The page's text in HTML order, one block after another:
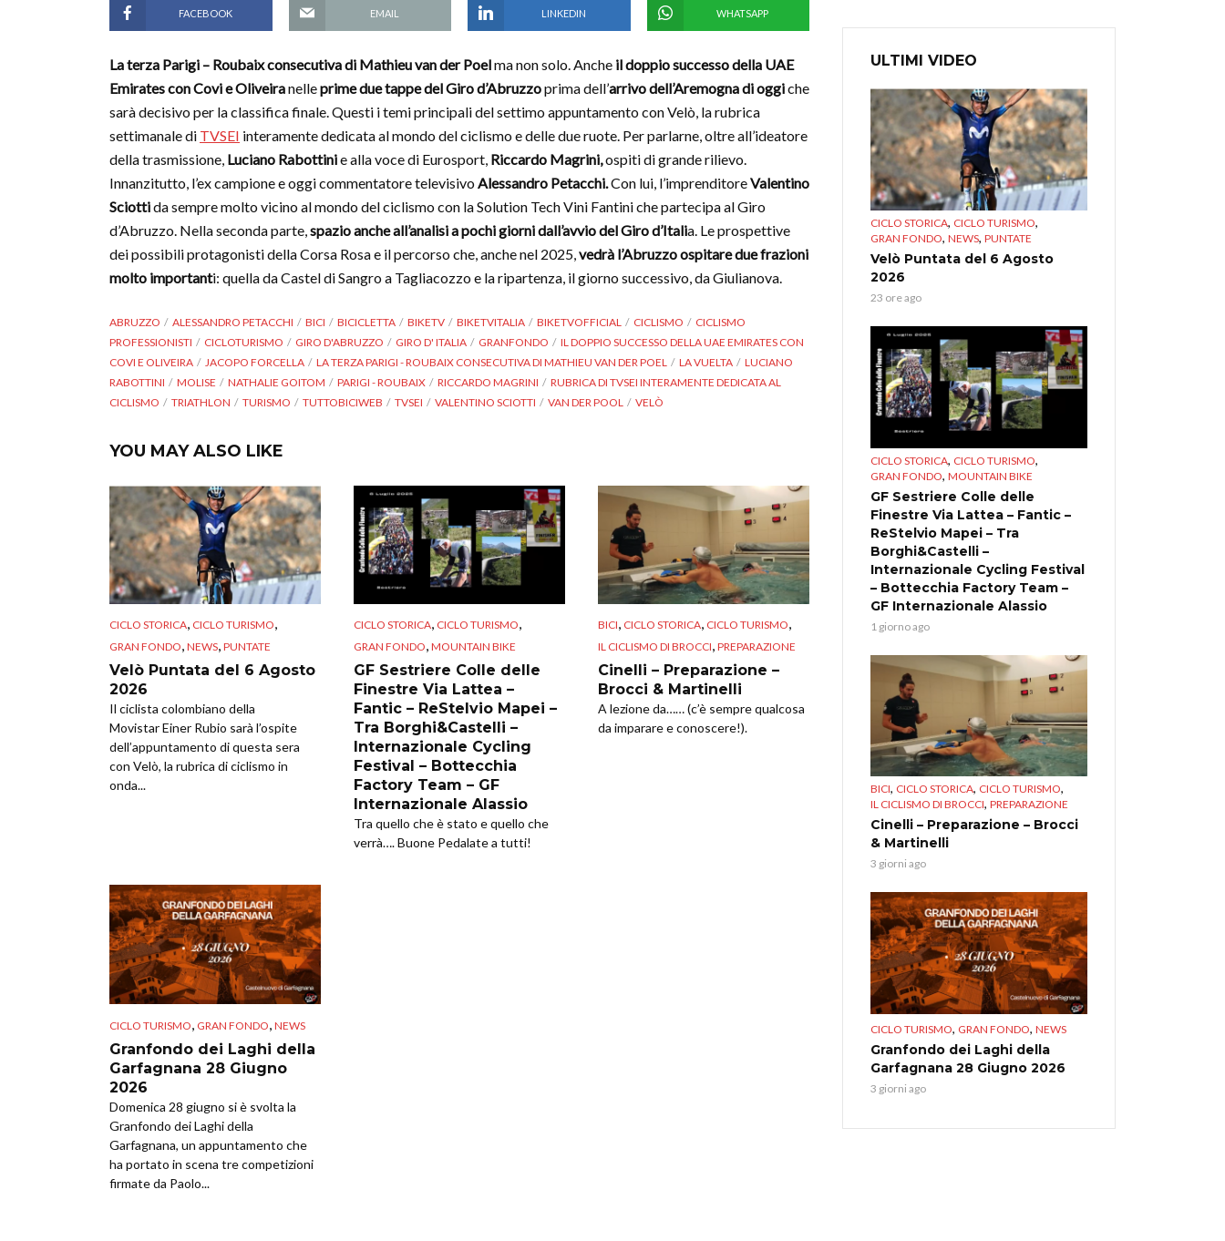
FACEBOOK EMAIL LINKEDIN WHATSAPP
La terza Parigi – Roubaix consecutiva di Mathieu van der Poelma non solo. Anche il doppio successo della UAE
Emirates con Covi e Oliveiranelleprime due tappe del Giro d’Abruzzoprima dell’arrivo dell’Aremogna di oggiche
sarà decisivo per la classifica finale. Questi i temi principali del settimo appuntamento con Velò, la rubrica
settimanale di TVSEI interamente dedicata al mondo del ciclismo e delle due ruote. Per parlarne, oltre all’ideatore
della trasmissione, Luciano Rabottinie alla voce di Eurosport, Riccardo Magrini,ospiti di grande rilievo.
Innanzitutto, l’ex campione e oggi commentatore televisivoAlessandro Petacchi.Con lui, l’imprenditoreValentino
Sciottida sempre molto vicino al mondo del ciclismo con la Solution Tech Vini Fantini che partecipa al Giro
d’Abruzzo. Nella seconda parte,spazio anche all’analisi a pochi giorni dall’avvio del Giro d’Italia. Le prospettive
dei possibili protagonisti della Corsa Rosa e il percorso che, anche nel 2025,vedrà l’Abruzzo ospitare due frazioni
molto importanti: quella da Castel di Sangro a Tagliacozzo e la ripartenza, il giorno successivo, da Giulianova.
ABRUZZO ALESSANDRO PETACCHI BICI BICICLETTA BIKETV BIKETVITALIA BIKETVOFFICIAL CICLISMO
CICLISMO
PROFESSIONISTI
CICLOTURISMO GIRO D'ABRUZZO GIRO D' ITALIA GRANFONDO
IL DOPPIO SUCCESSO DELLA UAE EMIRATES CON
COVI E OLIVEIRA
JACOPO FORCELLA LA TERZA PARIGI - ROUBAIX CONSECUTIVA DI MATHIEU VAN DER POEL LA VUELTA
LUCIANO
RABOTTINI
MOLISE NATHALIE GOITOM PARIGI - ROUBAIX RICCARDO MAGRINI
RUBRICA DI TVSEI INTERAMENTE DEDICATA AL
CICLISMO
TRIATHLON TURISMO TUTTOBICIWEB TVSEI VALENTINO SCIOTTI VAN DER POOL VELÒ
YOU MAY ALSO LIKE
CICLO STORICA, CICLO TURISMO,
GRAN FONDO, NEWS, PUNTATE
Velò Puntata del 6 Agosto
2026
Il ciclista colombiano della
Movistar Einer Rubio sarà l’ospite
dell’appuntamento di questa sera
con Velò, la rubrica di ciclismo in
onda...
CICLO STORICA, CICLO TURISMO,
GRAN FONDO, MOUNTAIN BIKE
GF Sestriere Colle delle
Finestre Via Lattea –
Fantic – ReStelvio Mapei –
Tra Borghi&Castelli –
Internazionale Cycling
Festival – Bottecchia
Factory Team – GF
Internazionale Alassio
Tra quello che è stato e quello che
verrà…. Buone Pedalate a tutti!
BICI, CICLO STORICA, CICLO TURISMO,
IL CICLISMO DI BROCCI, PREPARAZIONE
Cinelli – Preparazione –
Brocci & Martinelli
A lezione da…… (c’è sempre qualcosa
da imparare e conoscere!).
CICLO TURISMO GRAN FONDO NEWS
Granfondo dei Laghi della
Garfagnana 28 Giugno
2026
Domenica 28 giugno si è svolta la
Granfondo dei Laghi della
Garfagnana, un appuntamento che
ha portato in scena tre competizioni
firmate da Paolo...
ULTIMI VIDEO
CICLO STORICA, CICLO TURISMO,
GRAN FONDO, NEWS, PUNTATE
Velò Puntata del 6 Agosto
2026
23 ore ago
CICLO STORICA, CICLO TURISMO,
GRAN FONDO, MOUNTAIN BIKE
GF Sestriere Colle delle
Finestre Via Lattea – Fantic –
ReStelvio Mapei – Tra
Borghi&Castelli –
Internazionale Cycling Festival
– Bottecchia Factory Team –
GF Internazionale Alassio
1 giorno ago
BICI, CICLO STORICA, CICLO TURISMO,
IL CICLISMO DI BROCCI, PREPARAZIONE
Cinelli – Preparazione – Brocci
& Martinelli
3 giorni ago
CICLO TURISMO, GRAN FONDO, NEWS
Granfondo dei Laghi della
Garfagnana 28 Giugno 2026
3 giorni ago